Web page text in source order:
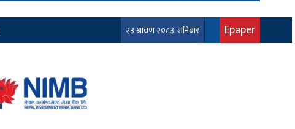
२३ श्रावण २०८३, शनिबार Epaper